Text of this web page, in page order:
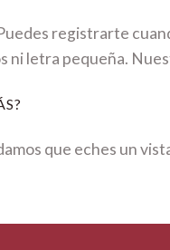
registrarte
ni letra pequeña.
que eches un